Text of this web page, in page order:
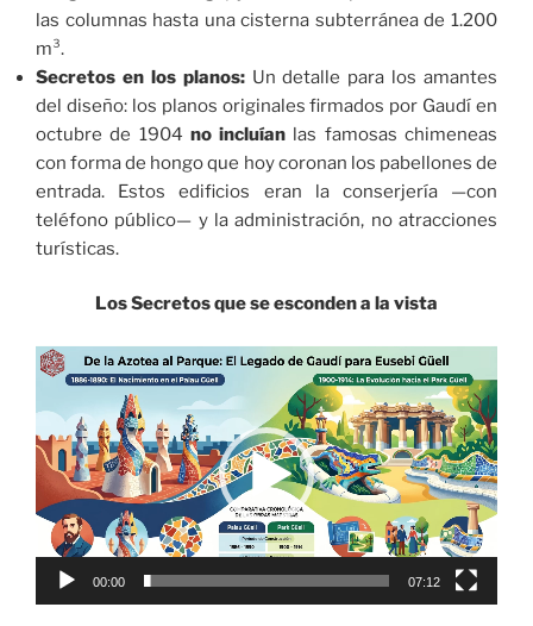
las columnas hasta una cisterna subterránea de 1.200
m³.
Secretos en los planos:Un detalle para los amantes
del diseño: los planos originales firmados por Gaudí en
octubre de 1904 no incluían las famosas chimeneas
con forma de hongo que hoy coronan los pabellones de
entrada. Estos edificios eran la conserjería —con
teléfono público— y la administración, no atracciones
turísticas.
Los Secretos que se esconden a la vista
Reproductor
vídeo
00:00 07:12